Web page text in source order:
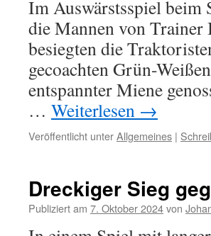
Im Auswärstsspiel beim
die Mannen von
besiegten die
gecoachten Grün-
entspannter Miene
… Weiterlesen →
Veröffentlicht unterAllgemeines |
Dreckiger Sieg
Publiziert am 7. Oktober 2024von